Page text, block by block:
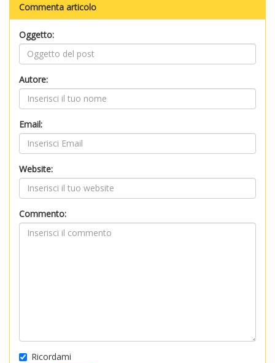
Commenta articolo
Oggetto:
Autore:
Email:
Website:
Commento:
Ricordami